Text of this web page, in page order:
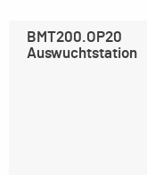
BMT200.OP20
Auswuchtstation